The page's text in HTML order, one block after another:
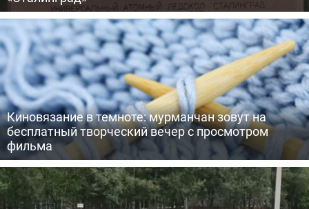
Киновязание в темноте: мурманчан зовут на
бесплатный творческий вечер с просмотром
фильма